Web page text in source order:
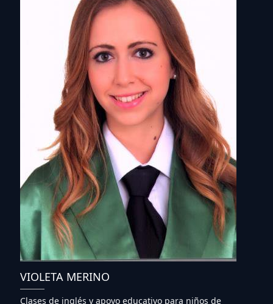
VIOLETA MERINO
Clases de inglés y apoyo educativo para niños de